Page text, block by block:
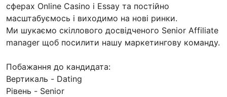
сферах Online Casino і Essay та постійно
масштабуємось і виходимо на нові ринки.
Ми шукаємо скіллового досвідченого Senior Affiliate
manager щоб посилити нашу маркетингову команду.
Побажання до кандидата:
Вертикаль - Dating
Рівень - Senior